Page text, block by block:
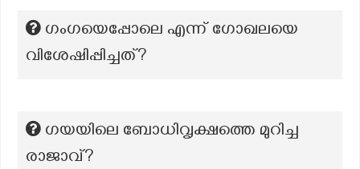
ഗംഗയെപ്പോലെ എന്ന് ഗോഖലയെ
വിശേഷിപ്പിച്ചത്?
ഗയയിലെ ബോധിവൃക്ഷത്തെ മുറിച്ച
രാജാവ്?